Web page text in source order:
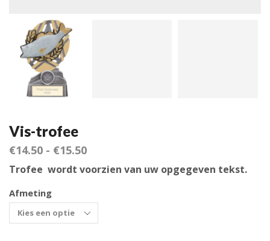
Vis-trofee
€14.50 - €15.50
Trofee wordt voorzien van uw opgegeven tekst.
Afmeting